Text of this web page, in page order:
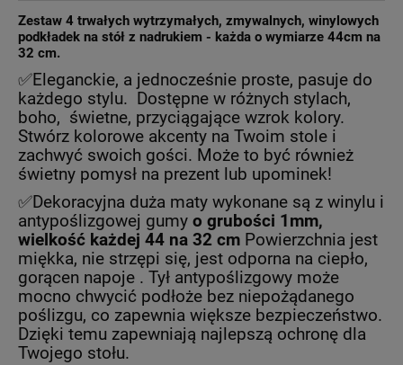
Zestaw 4 trwałych wytrzymałych, zmywalnych, winylowych
podkładek na stół z nadrukiem - każda o wymiarze 44cm na
32 cm.
✅Eleganckie, a jednocześnie proste, pasuje do
każdego stylu. Dostępne w różnych stylach,
boho, świetne, przyciągające wzrok kolory.
Stwórz kolorowe akcenty na Twoim stole i
zachwyć swoich gości. Może to być również
świetny pomysł na prezent lub upominek!
✅Dekoracyjna duża maty wykonane są z winylu i
antypoślizgowej gumy o grubości 1mm,
wielkość każdej 44 na 32 cm Powierzchnia jest
miękka, nie strzępi się, jest odporna na ciepło,
gorącen napoje . Tył antypoślizgowy może
mocno chwycić podłoże bez niepożądanego
poślizgu, co zapewnia większe bezpieczeństwo.
Dzięki temu zapewniają najlepszą ochronę dla
Twojego stołu.